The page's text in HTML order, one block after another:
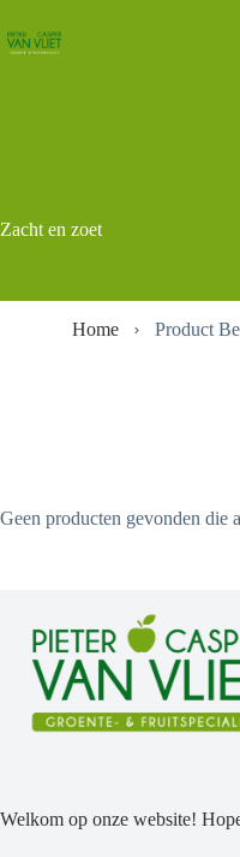
naar
de
Zacht en zoet
Home Product
Geen producten gevonden die
Welkom op onze website!